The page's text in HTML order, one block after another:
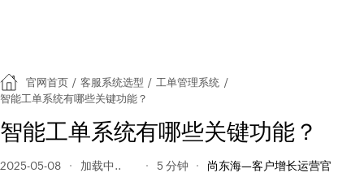
官网首页 / 客服系统选型 / 工单管理系统 /
智能工单系统有哪些关键功能？
智能工单系统有哪些关键功能？
2025-05-08 205 阅读量 5 分钟 尚东海—客户增长运营官